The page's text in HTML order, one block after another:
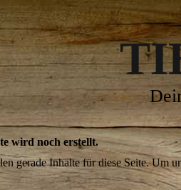
wird noch erstellt.
gerade Inhalte für diese Seite. Um